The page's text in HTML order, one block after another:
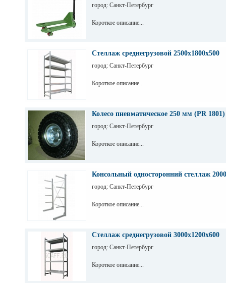
город: Санкт-Петербург
Короткое описание...
Стеллаж среднегрузовой 2500х1800х500
город: Санкт-Петербург
Короткое описание...
Колесо пневматическое 250 мм (PR 1801)
город: Санкт-Петербург
Короткое описание...
Консольный односторонний стеллаж
город: Санкт-Петербург
Короткое описание...
Стеллаж среднегрузовой 3000х1200х600
город: Санкт-Петербург
Короткое описание...